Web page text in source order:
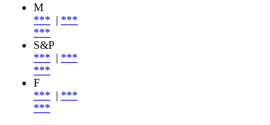
M
*** | ***
***
S&P
*** | ***
***
F
*** | ***
***